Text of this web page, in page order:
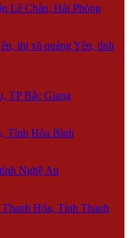
Lê Chân, Hải Phòng
thị xã quảng Yên, tỉnh
TP Bắc Giang
Tỉnh Hòa Bình
Nghệ An
Hóa, Tỉnh Thanh